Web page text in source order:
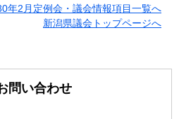
年2月定例会・議会情報項目一覧へ
新潟県議会トップページへ
問い合わせ